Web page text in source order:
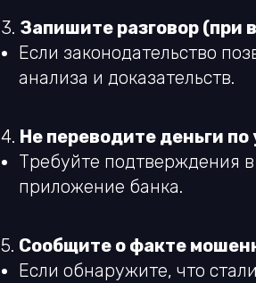
3. Запишите разговор (при
Если законодательство
анализа и доказательств.
4. Не переводите деньги
Требуйте подтверждения
приложение банка.
5. Сообщите о факте
Если обнаружите, что